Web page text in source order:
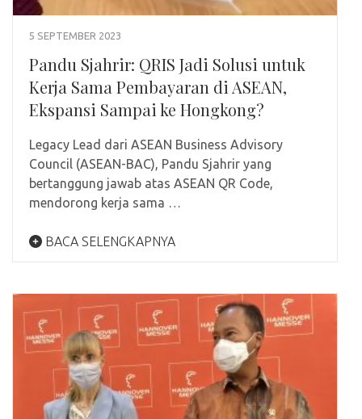
5 SEPTEMBER 2023
Pandu Sjahrir: QRIS Jadi Solusi untuk
Kerja Sama Pembayaran di ASEAN,
Ekspansi Sampai ke Hongkong?
Legacy Lead dari ASEAN Business Advisory
Council (ASEAN-BAC), Pandu Sjahrir yang
bertanggung jawab atas ASEAN QR Code,
mendorong kerja sama …
BACA SELENGKAPNYA